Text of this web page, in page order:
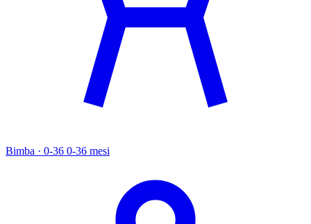
Bimba · 0-36 0-36 mesi